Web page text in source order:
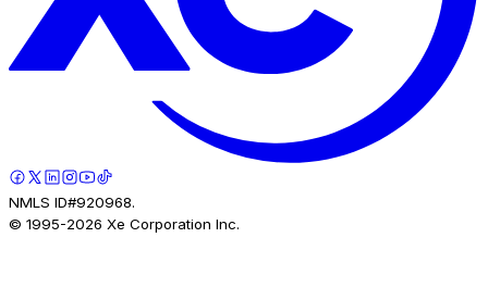
NMLS ID#920968.
© 1995-2026 Xe Corporation Inc.